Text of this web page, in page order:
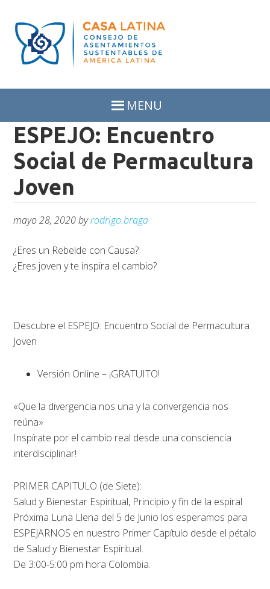
primary
navigation
main
content
MENU
ESPEJO: Encuentro
Social de Permacultura
Joven
mayo 28, 2020byrodrigo.braga
¿Eres un Rebelde con Causa?
¿Eres joven y te inspira el cambio?
Descubre el ESPEJO: Encuentro Social de Permacultura
Joven
Versión Online – ¡GRATUITO!
«Que la divergencia nos una y la convergencia nos
reúna»
Inspírate por el cambio real desde una consciencia
interdisciplinar!
PRIMER CAPITULO (de Siete):
Salud y Bienestar Espiritual, Principio y fin de la espiral
Próxima Luna Llena del 5 de Junio los esperamos para
ESPEJARNOS en nuestro Primer Capítulo desde el pétalo
de Salud y Bienestar Espiritual.
De 3:00-5:00 pm hora Colombia.